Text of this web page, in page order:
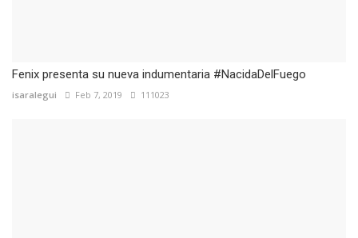
Fenix presenta su nueva indumentaria #NacidaDelFuego
isaralegui Feb 7, 2019 111023